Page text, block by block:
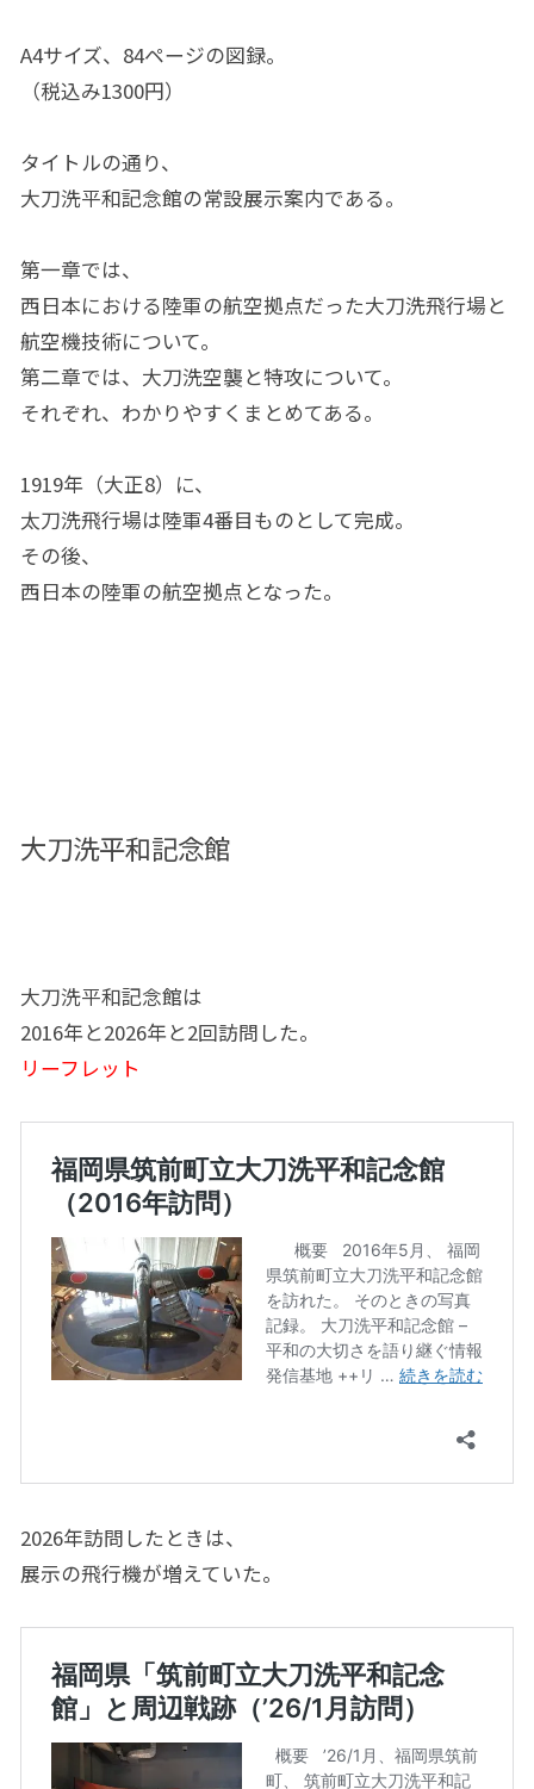
A4サイズ、84ページの図録。
（税込み1300円）
タイトルの通り、
大刀洗平和記念館の常設展示案内である。
第一章では、
西日本における陸軍の航空拠点だった大刀洗飛行場と
航空機技術について。
第二章では、大刀洗空襲と特攻について。
それぞれ、わかりやすくまとめてある。
1919年（大正8）に、
太刀洗飛行場は陸軍4番目ものとして完成。
その後、
西日本の陸軍の航空拠点となった。
大刀洗平和記念館
大刀洗平和記念館は
2016年と2026年と2回訪問した。
リーフレット
2026年訪問したときは、
展示の飛行機が増えていた。